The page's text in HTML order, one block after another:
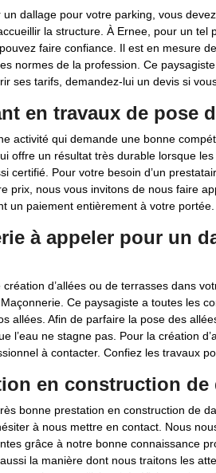
dallage pour votre parking, vous
la structure. À Ernee, pour un tel
faire confiance. Il est en mesure
normes de la profession. Ce
ses tarifs, demandez-lui un devis si
en travaux de pose
activité qui demande une bonne
offre un résultat très durable lorsque
certifié. Pour votre besoin d’un
prix, nous vous invitons de nous faire
un paiement entièrement à votre portée.
à appeler pour un
d’allées ou de terrasses dans
Ce paysagiste a toutes les
allées. Afin de parfaire la pose des
l’eau ne stagne pas. Pour la création
à contacter. Confiez les travaux
en construction de
bonne prestation en construction de
à nous mettre en contact. Nous
grâce à notre bonne connaissance
la manière dont nous traitons les